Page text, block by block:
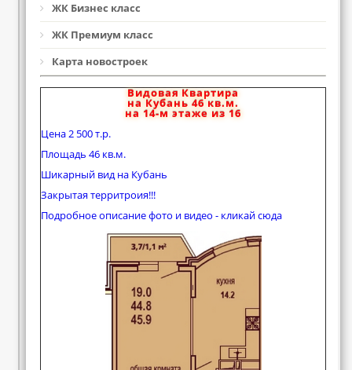
ЖК Бизнес класс
ЖК Премиум класс
Карта новостроек
Видовая Квартира
на Кубань 46 кв.м.
на 14-м этаже из 16
Цена 2 500 т.р.
Площадь 46 кв.м.
Шикарный вид на Кубань
Закрытая территроия!!!
Подробное описание фото и видео - кликай сюда